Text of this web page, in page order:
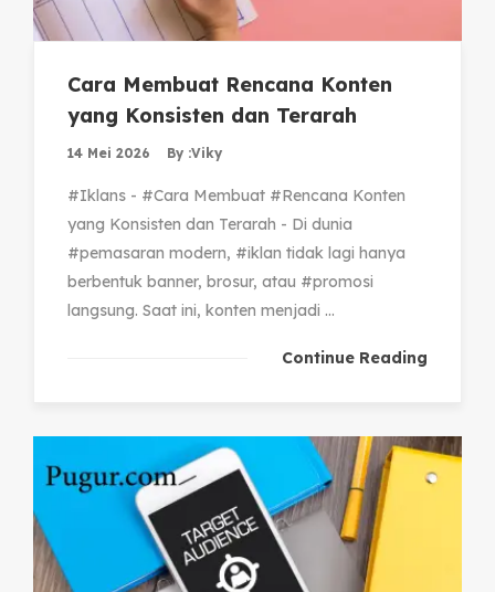
Cara Membuat Rencana Konten
yang Konsisten dan Terarah
14 Mei 2026 By :Viky
#Iklans - #Cara Membuat #Rencana Konten
yang Konsisten dan Terarah - Di dunia
#pemasaran modern, #iklan tidak lagi hanya
berbentuk banner, brosur, atau #promosi
langsung. Saat ini, konten menjadi ...
Continue Reading